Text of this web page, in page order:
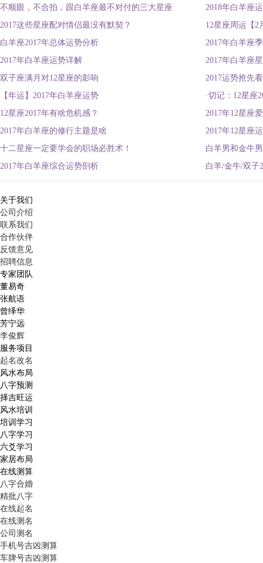
不顺眼，不合拍，跟白羊座最不对付的三大星座
2018年白羊座
2017这些星座配对情侣最没有默契？
12星座周运【2
白羊座2017年总体运势分析
2017年白羊座
2017年白羊座运势详解
2017年白羊座
双子座满月对12星座的影响
2017运势抢先
【年运】2017年白羊座运势
·切记：12星座
12星座2017年有啥危机感？
2017年12星座
2017年白羊座的修行主题是啥
2017年12星座
十二星座一定要学会的职场必胜术！
白羊男和金牛
2017年白羊座综合运势剖析
白羊/金牛/双子
关于我们
公司介绍
联系我们
合作伙伴
反馈意见
招聘信息
专家团队
董易奇
张航语
曾绎华
芳宁远
李俊辉
服务项目
起名改名
风水布局
八字预测
择吉旺运
风水培训
培训学习
八字学习
六爻学习
家居布局
在线测算
八字合婚
精批八字
在线起名
在线测名
公司测名
手机号吉凶测算
车牌号吉凶测算